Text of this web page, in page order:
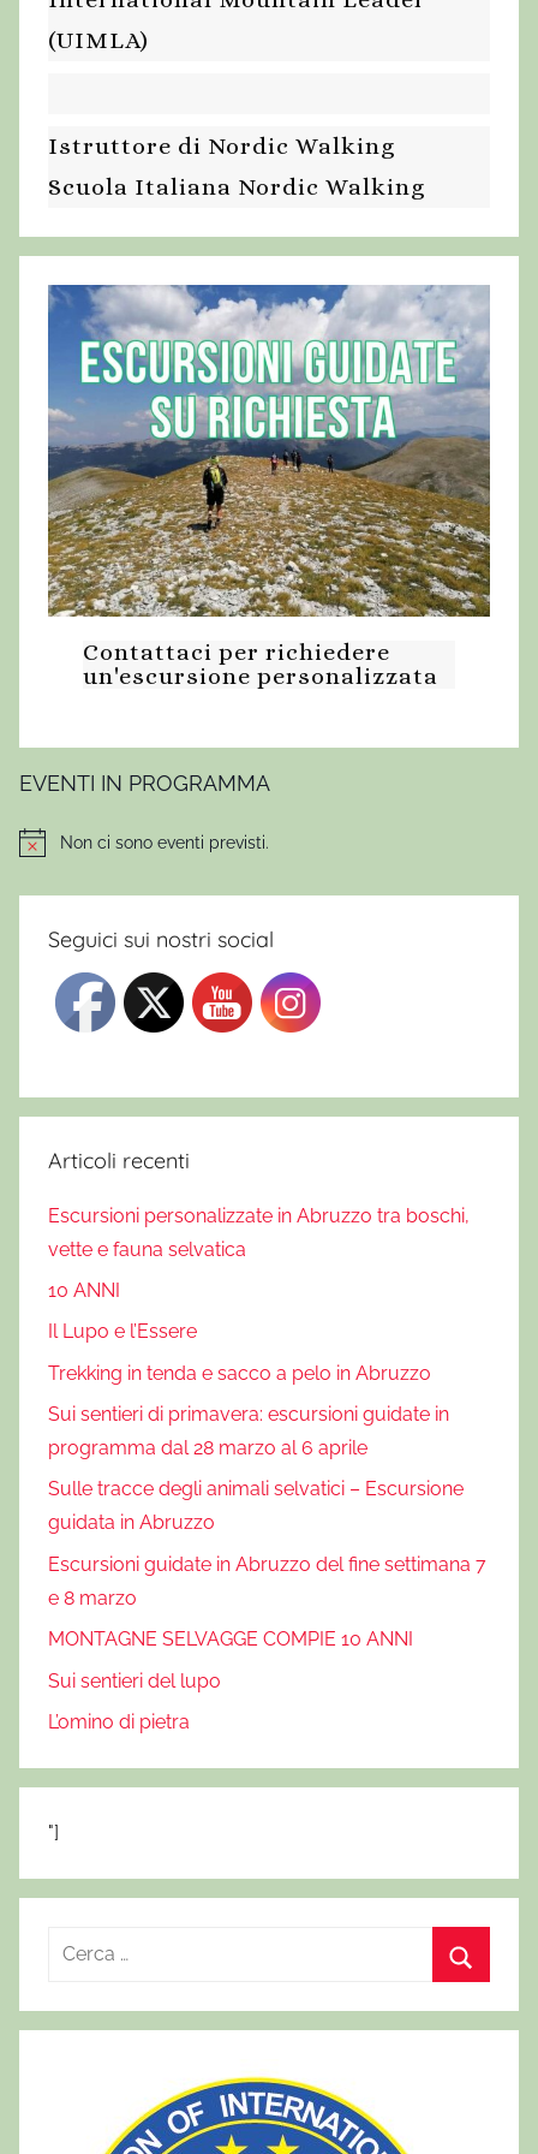
(UIMLA)
Istruttore di Nordic Walking
Scuola Italiana Nordic Walking
Contattaci per richiedere
un'escursione personalizzata
EVENTI IN PROGRAMMA
NoticeNon ci sono eventi previsti.
Seguici sui nostri social
Articoli recenti
Escursioni personalizzate in Abruzzo tra boschi,
vette e fauna selvatica
10 ANNI
Il Lupo e l’Essere
Trekking in tenda e sacco a pelo in Abruzzo
Sui sentieri di primavera: escursioni guidate in
programma dal 28 marzo al 6 aprile
Sulle tracce degli animali selvatici – Escursione
guidata in Abruzzo
Escursioni guidate in Abruzzo del fine settimana 7
e 8 marzo
MONTAGNE SELVAGGE COMPIE 10 ANNI
Sui sentieri del lupo
L’omino di pietra
"]
c
e